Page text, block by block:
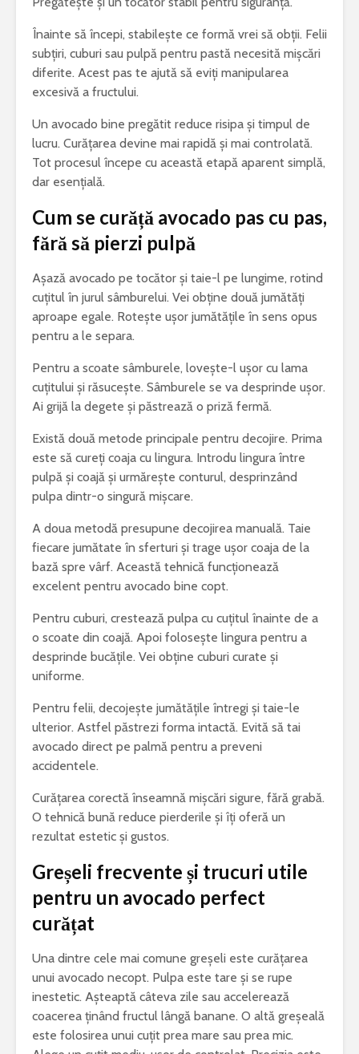
Înainte să începi, stabilește ce formă vrei să obții. Felii
subțiri, cuburi sau pulpă pentru pastă necesită mișcări
diferite. Acest pas te ajută să eviți manipularea
excesivă a fructului.
Un avocado bine pregătit reduce risipa și timpul de
lucru. Curățarea devine mai rapidă și mai controlată.
Tot procesul începe cu această etapă aparent simplă,
dar esențială.
Cum se curăță avocado pas cu pas,
fără să pierzi pulpă
Așază avocado pe tocător și taie-l pe lungime, rotind
cuțitul în jurul sâmburelui. Vei obține două jumătăți
aproape egale. Rotește ușor jumătățile în sens opus
pentru a le separa.
Pentru a scoate sâmburele, lovește-l ușor cu lama
cuțitului și răsucește. Sâmburele se va desprinde ușor.
Ai grijă la degete și păstrează o priză fermă.
Există două metode principale pentru decojire. Prima
este să cureți coaja cu lingura. Introdu lingura între
pulpă și coajă și urmărește conturul, desprinzând
pulpa dintr-o singură mișcare.
A doua metodă presupune decojirea manuală. Taie
fiecare jumătate în sferturi și trage ușor coaja de la
bază spre vârf. Această tehnică funcționează
excelent pentru avocado bine copt.
Pentru cuburi, crestează pulpa cu cuțitul înainte de a
o scoate din coajă. Apoi folosește lingura pentru a
desprinde bucățile. Vei obține cuburi curate și
uniforme.
Pentru felii, decojește jumătățile întregi și taie-le
ulterior. Astfel păstrezi forma intactă. Evită să tai
avocado direct pe palmă pentru a preveni
accidentele.
Curățarea corectă înseamnă mișcări sigure, fără grabă.
O tehnică bună reduce pierderile și îți oferă un
rezultat estetic și gustos.
Greșeli frecvente și trucuri utile
pentru un avocado perfect
curățat
Una dintre cele mai comune greșeli este curățarea
unui avocado necopt. Pulpa este tare și se rupe
inestetic. Așteaptă câteva zile sau accelerează
coacerea ținând fructul lângă banane. O altă greșeală
este folosirea unui cuțit prea mare sau prea mic.